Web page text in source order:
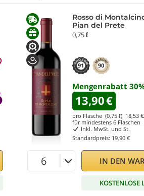
Rosso di
Pian del Prete
0,75 ℓ
91 90
Mengenrabatt 30
13,90€
pro Flasche (0,75 ℓ) 18,53
für mindestens 6 Flaschen
Inkl. MwSt. und St.
Standardpreis: 19,90 €
IN DEN
KOSTENLOSE